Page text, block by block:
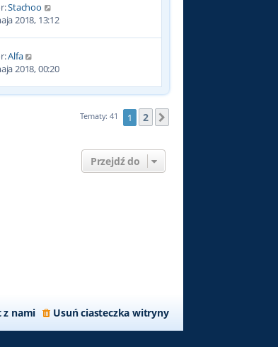
Stachoo
2018, 13:12
Alfa
2018, 00:20
Tematy: 41 1 2
Przejdź do
Usuń ciasteczka witryny
z nami